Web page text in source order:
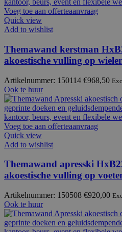
Voeg toe aan offerteaanvraag
Quick view
Add to wishlist
Themawand kerstman
akoestische vulling op
Artikelnummer: 150114 €968,50
Ook te huur
Voeg toe aan offerteaanvraag
Quick view
Add to wishlist
Themawand apresski
akoestische vulling op
Artikelnummer: 150508 €920,00
Ook te huur